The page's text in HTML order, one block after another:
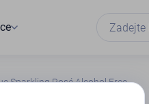
Sparkling Rosé Alcohol Free